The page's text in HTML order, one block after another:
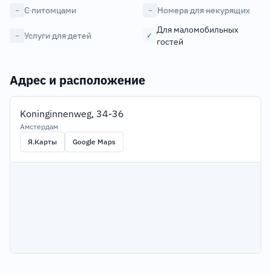
− С питомцами − Номера для некурящих
− Услуги для детей ✓
Для маломобильных
гостей
Адрес и расположение
Koninginnenweg, 34-36
Амстердам
Я.Карты
Google Maps